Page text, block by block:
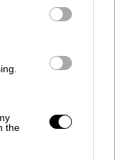
the
κάτι».
Πήρα
15.000. Έξοδα
ανοικτοί.
ότι θα πρέπει